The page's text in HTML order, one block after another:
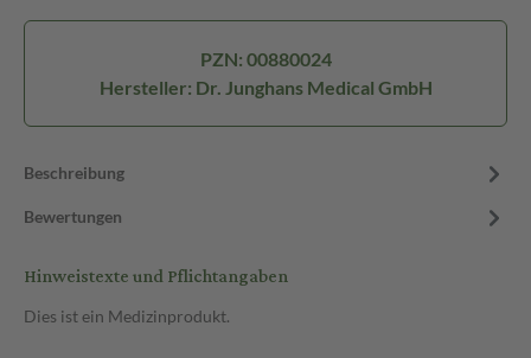
PZN: 00880024
Hersteller: Dr. Junghans Medical GmbH
Beschreibung
Bewertungen
Hinweistexte und Pflichtangaben
Dies ist ein Medizinprodukt.